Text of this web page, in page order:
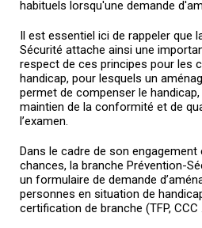
habituels lorsqu'une demande
Il est essentiel ici de rappeler que
Sécurité attache ainsi une
respect de ces principes pour les
handicap, pour lesquels un
permet de compenser le
maintien de la conformité et de
l’examen.
Dans le cadre de son engagement
chances, la branche Prévention-
un formulaire de demande
personnes en situation de
certification de branche (TFP, CCC